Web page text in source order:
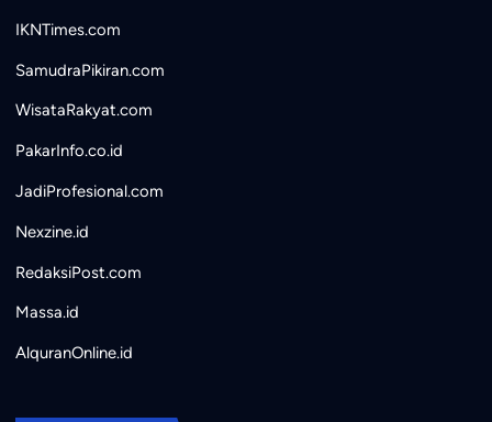
IKNTimes.com
SamudraPikiran.com
WisataRakyat.com
PakarInfo.co.id
JadiProfesional.com
Nexzine.id
RedaksiPost.com
Massa.id
AlquranOnline.id